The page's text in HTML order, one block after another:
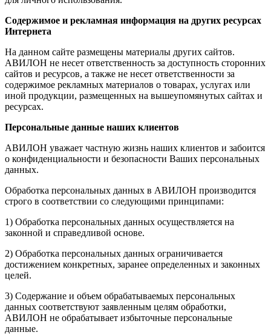
Содержимое и рекламная информация на других ресурсах
Интернета
На данном сайте размещены материалы других сайтов.
АВИЛОН не несет ответственность за доступность сторонних
сайтов и ресурсов, а также не несет ответственности за
содержимое рекламных материалов о товарах, услугах или
иной продукции, размещенных на вышеупомянутых сайтах и
ресурсах.
Персональные данные наших клиентов
АВИЛОН уважает частную жизнь наших клиентов и забоится
о конфиденциальности и безопасности Ваших персональных
данных.
Обработка персональных данных в АВИЛОН производится
строго в соответствии со следующими принципами:
1) Обработка персональных данных осуществляется на
законной и справедливой основе.
2) Обработка персональных данных ограничивается
достижением конкретных, заранее определенных и законных
целей.
3) Содержание и объем обрабатываемых персональных
данных соответствуют заявленным целям обработки,
АВИЛОН не обрабатывает избыточные персональные
данные.